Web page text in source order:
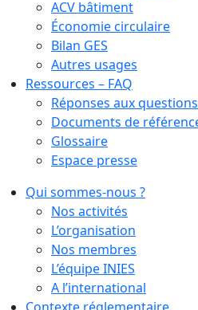
ACV bâtiment
Économie circulaire
Bilan GES
Autres usages
Ressources – FAQ
Réponses aux
Documents de
Glossaire
Espace presse
Qui sommes-nous ?
Nos activités
L’organisation
Nos membres
L’équipe INIES
A l’international